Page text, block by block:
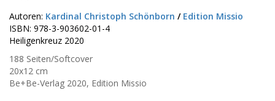
Autoren: Kardinal Christoph Schönborn / Edition Missio
ISBN: 978-3-903602-01-4
Heiligenkreuz 2020
188 Seiten/Softcover
20x12 cm
Be+Be-Verlag 2020, Edition Missio